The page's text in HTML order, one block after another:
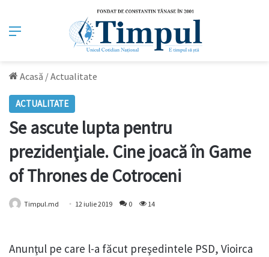
Meniu
Acasă /Actualitate
ACTUALITATE
Se ascute lupta pentru
prezidenţiale. Cine joacă în Game
of Thrones de Cotroceni
Timpul.md 12 iulie 2019 0 14
Anunţul pe care l-a făcut preşedintele PSD, Vioirca